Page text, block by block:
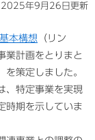
2025年9月26日更新
本構想 （リン
業計画をとりまと
策定しました。
、特定事業を実現
時期を示していま